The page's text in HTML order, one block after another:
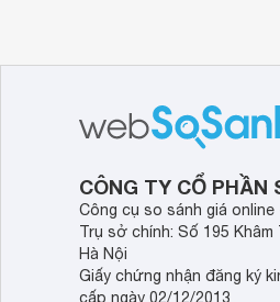
CÔNG TY CỔ PHẦN
Công cụ so sánh giá online
Trụ sở chính: Số 195
Hà Nội
Giấy chứng nhận đăng ký
cấp ngày 02/12/2013